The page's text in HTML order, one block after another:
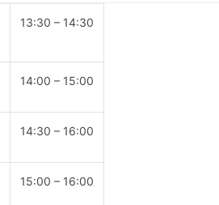
13:30 – 14:30
14:00 – 15:00
14:30 – 16:00
15:00 – 16:00